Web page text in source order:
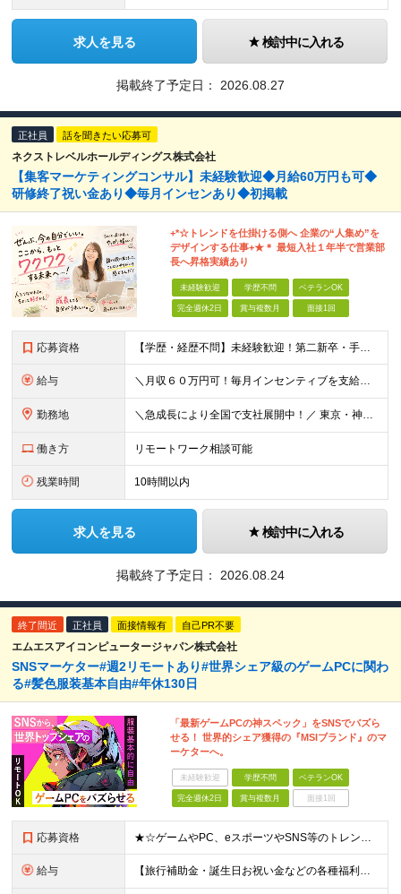
求人を見る 検討中に入れる
掲載終了予定日： 2026.08.27
正社員 話を聞きたい応募可
ネクストレベルホールディングス株式会社
【集客マーケティングコンサル】未経験歓迎◆月給60万円も可◆
研修終了祝い金あり◆毎月インセンあり◆初掲載
+*☆トレンドを仕掛ける側へ 企業の“⼈集め”を
デザインする仕事+★＊ 最短⼊社１年半で営業部
⻑へ昇格実績あり
未経験歓迎 学歴不問 ベテランOK
完全週休2日 賞与複数月 面接1回
応募資格 【学歴・経歴不問】未経験歓迎！第⼆新卒・⼿に職をつけたい・新たな挑戦者⼤歓迎！⼈柄・意欲重視の採⽤♪ ＼これまでの経験・スキルは⼀切不問／ 新たな⼀歩を全⼒で応援します！ ★経歴・学歴不問 ★未経
給与 ＼⽉収６０万円可！毎⽉インセンティブを⽀給／ ⽉給３０万円〜+ダブルインセンティブ（個⼈+⽀店達成率に応じて） ※営業⼿当含む ▼下記固定残業代を含みます ・関東圏：5万8000円〜（⽉36h分）＋
勤務地 ＼急成⻑により全国で⽀社展開中！／ 東京・神奈川・埼⽟・千葉・⼤阪・名古屋・神⼾・新潟・⾦沢・京都・広島・福岡などで募集中！ ★東京、⼤阪、名古屋、福岡は急募のため、特に選考優遇します★ ◎勤務地は
働き方 リモートワーク相談可能
残業時間 10時間以内
求人を見る 検討中に入れる
掲載終了予定日： 2026.08.24
終了間近 正社員 面接情報有 自己PR不要
エムエスアイコンピュータージャパン株式会社
SNSマーケター#週2リモートあり#世界シェア級のゲームPCに関わ
る#髪色服装基本自由#年休130日
「最新ゲームPCの神スペック」をSNSでバズら
せる！ 世界的シェア獲得の『MSIブランド』のマ
ーケターへ。
未経験歓迎 学歴不問 ベテランOK
完全週休2日 賞与複数月 面接1回
応募資格 ★☆ゲームやPC、eスポーツやSNS等のトレンドに興味がある方必見☆★ ■以下いずれかのご経験をお持ちの方 ├マーケティング業務またはメディア・Webメディア・広告代理店の経験 └もしくはパソコンショ
給与 【旅行補助金・誕生日お祝い金などの各種福利厚生充実】 月給26万円～＋賞与年2回＋各種手当 ※経験・スキルを考慮し、決定いたします ※上記には固定残業代（24時間分／4万円～6万円）を含みます ※